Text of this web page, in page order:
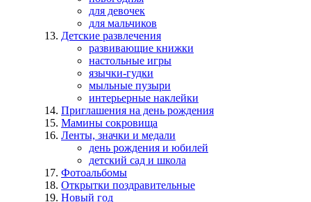
для девочек
для мальчиков
Детские развлечения
развивающие книжки
настольные игры
язычки-гудки
мыльные пузыри
интерьерные наклейки
Приглашения на день рождения
Мамины сокровища
Ленты, значки и медали
день рождения и юбилей
детский сад и школа
Фотоальбомы
Открытки поздравительные
Новый год